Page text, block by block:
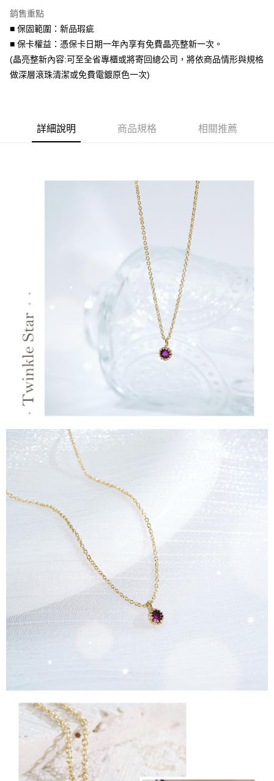
匯豐（台灣）商業銀行
聯邦商業銀行
元大商業銀行
永豐商業銀行
台新國際商業銀行
中國信託商業銀行
台灣樂天信用卡公司
臺灣中小企業銀行
匯豐（台灣）商業銀行
聯邦商業銀行
遠東國際商業銀行
元大商業銀行
永豐商業銀行
玉山商業銀行
Apple Pay
街口支付
悠遊付
【關於「AFTEE先享後付」】
２．便利：只要手機號碼，簡訊認證，即可結帳。
３．安心：先確認商品／服務後，再付款。
１．於結帳方式選擇「AFTEE先享後付」後，將跳轉至「AFTEE先享後付」
結帳頁面，進行簡訊認證並確認金額後，即可完成結帳。
２．訂單成立數日內，您將收到繳費通知簡訊。
３．收到繳費通知簡訊後14天內，點擊此簡訊中的連結，可透過四大超商／
ATM／網路銀行／等多元方式進行付款，方視為交易完成。
※ 請注意：結帳手續完成當下不需立刻繳費，但若您需要取消訂單，請聯絡
購買商品的店家。未經商家同意取消之訂單仍視為有效，需透過AFTEE先享
※ 交易是否成功請以「AFTEE先享後付 」之結帳頁面顯示為準，若有關於
是否繳費成功／繳費後需取消欲退款等相關疑問，請聯繫「AFTEE先享後付
客戶支援中心」
https://netprotections.freshdesk.com/support/home
【注意事項】
１．透過由恩沛科技股份有限公司提供之「AFTEE先享後付」服務完成之交
易，需依本服務之必要範圍內提供個人資料，並將交易相關給付款項請求債
權轉讓予恩沛科技股份有限公司。
２．關於個人資料處理事宜，請瀏覽以下網址：
「AFTEE先享後付」，若未經同意申辦者引起之損失，本公司不負相關責
任。
４．使用「AFTEE先享後付」時，將依據個別帳號之用戶狀況，依本公司即
時審查核予不同之上限額度；若仍有額度不足之情形，本公司將視審查結果
請求用戶進行身份認證。
５．嚴禁一人註冊多個帳號或使用他人資訊註冊。若發現惡意使用之情形，
恩沛科技股份有限公司將有權停止該用戶之使用額度並採取法律行動。
ATM付款
每筆NT$60，滿NT$1,500(含以上)免運費
每筆NT$60，滿NT$1,500(含以上)免運費
7-11取貨付款
每筆NT$60，滿NT$1,500(含以上)免運費
付款後7-11取貨
每筆NT$60，滿NT$1,500(含以上)免運費
宅配
每筆NT$60，滿NT$1,500(含以上)免運費
付款後門市自取
免運費
貨到付款
每筆NT$90
銷售重點
■ 保固範圍：新品瑕疵
■ 保卡權益：憑保卡日期一年內享有免費晶亮整新一次。
(晶亮整新內容:可至全省專櫃或將寄回總公司，將依商品情形與規格
做深層滾珠清潔或免費電鍍原色一次)
詳細說明 商品規格 相關推薦